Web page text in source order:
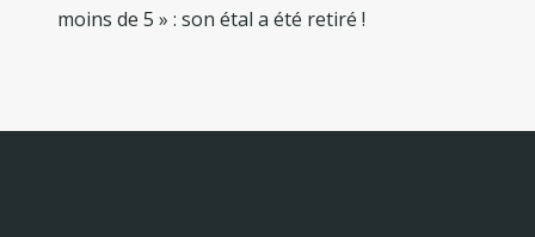
moins de 5 » : son étal a été retiré !